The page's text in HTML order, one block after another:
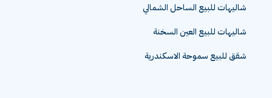
شاليهات للبيع الساحل الشمالي
شاليهات للبيع العين السخنة
شقق للبيع سموحة الاسكندرية